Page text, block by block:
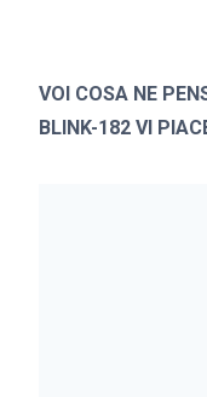
VOI COSA NE
BLINK-182 VI